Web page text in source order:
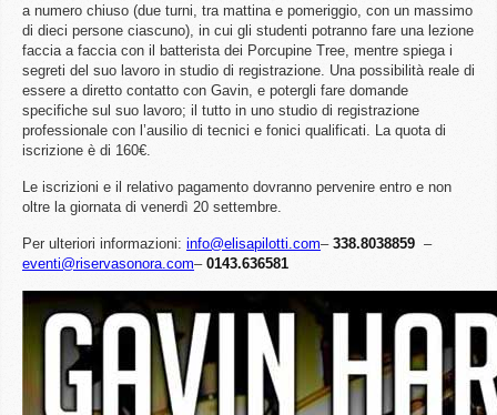
a numero chiuso (due turni, tra mattina e pomeriggio, con un massimo
di dieci persone ciascuno), in cui gli studenti potranno fare una lezione
faccia a faccia con il batterista dei Porcupine Tree, mentre spiega i
segreti del suo lavoro in studio di registrazione. Una possibilità reale di
essere a diretto contatto con Gavin, e potergli fare domande
specifiche sul suo lavoro; il tutto in uno studio di registrazione
professionale con l’ausilio di tecnici e fonici qualificati. La quota di
iscrizione è di 160€.
Le iscrizioni e il relativo pagamento dovranno pervenire entro e non
oltre la giornata di venerdì 20 settembre.
Per ulteriori informazioni: info@elisapilotti.com– 338.8038859 –
eventi@riservasonora.com– 0143.636581